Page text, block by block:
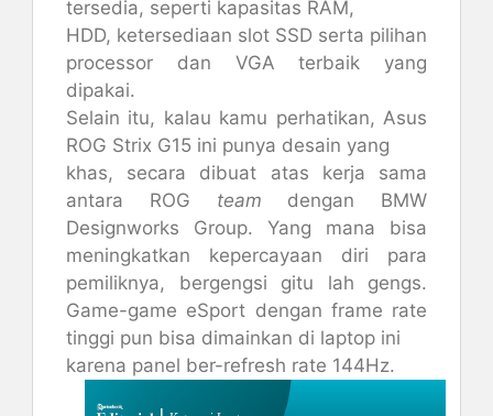
tersedia, seperti kapasitas RAM,
HDD, ketersediaan slot SSD serta pilihan
processor dan VGA terbaik yang
dipakai.
Selain itu, kalau kamu perhatikan, Asus
ROG Strix G15 ini punya desain yang
khas, secara dibuat atas kerja sama
antara ROG team dengan BMW
Designworks Group. Yang mana bisa
meningkatkan kepercayaan diri para
pemiliknya, bergengsi gitu lah gengs.
Game-game eSport dengan frame rate
tinggi pun bisa dimainkan di laptop ini
karena panel ber-refresh rate 144Hz.